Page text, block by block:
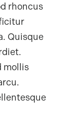
rhoncus
Quisque
mollis